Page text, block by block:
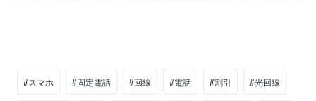
#スマホ #固定電話 #回線 #電話 #割引 #光回線